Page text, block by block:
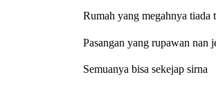
Rumah yang megahnya tiada
Pasangan yang rupawan nan
Semuanya bisa sekejap sirna